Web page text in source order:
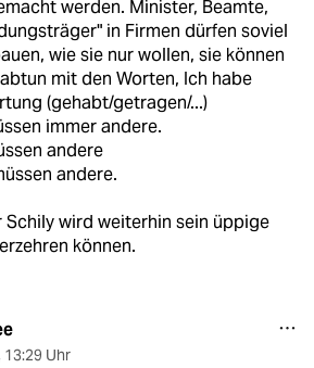
werden. Minister, Beamte,
in Firmen dürfen soviel
wie sie nur wollen, sie können
mit den Worten, Ich habe
(gehabt/getragen/...)
immer andere.
andere
andere.
Schily wird weiterhin sein üppige
können.
13:29 Uhr